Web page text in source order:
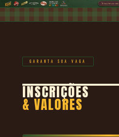
GARANTA SUA VAGA
INSCRIÇÕES
& VALORES